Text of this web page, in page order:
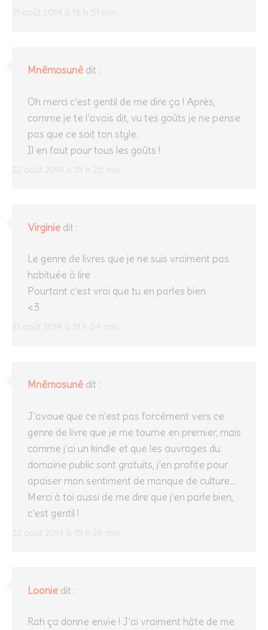
21 août 2014 à 18 h 51 min
Mnêmosunê dit :
22 août 2014 à 15 h 25 min
Oh merci c’est gentil de me dire ça ! Après,
comme je te l’avais dit, vu tes goûts je ne pense
pas que ce soit ton style.
Il en faut pour tous les goûts !
Virginie dit :
21 août 2014 à 21 h 04 min
Le genre de livres que je ne suis vraiment pas
habituée à lire
Pourtant c’est vrai que tu en parles bien
<3
Mnêmosunê dit :
22 août 2014 à 15 h 26 min
J’avoue que ce n’est pas forcément vers ce
genre de livre que je me tourne en premier, mais
comme j’ai un kindle et que les ouvrages du
domaine public sont gratuits, j’en profite pour
apaiser mon sentiment de manque de culture…
Merci à toi aussi de me dire que j’en parle bien,
c’est gentil !
Loonie dit :
Rah ça donne envie ! J’ai vraiment hâte de me